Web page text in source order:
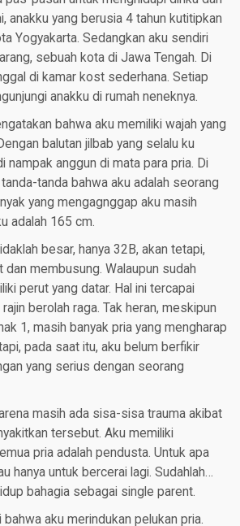
anakku yang berusia 4 tahun kutitipkan
Yogyakarta. Sedangkan aku sendiri
sebuah kota di Jawa Tengah. Di
di kamar kost sederhana. Setiap
anakku di rumah neneknya.
bahwa aku memiliki wajah yang
balutan jilbab yang selalu ku
nampak anggun di mata para pria. Di
tanda bahwa aku adalah seorang
yang mengagnggap aku masih
adalah 165 cm.
besar, hanya 32B, akan tetapi,
dan membusung. Walaupun sudah
perut yang datar. Hal ini tercapai
berolah raga. Tak heran, meskipun
1, masih banyak pria yang mengharap
pada saat itu, aku belum berfikir
yang serius dengan seorang
masih ada sisa-sisa trauma akibat
tersebut. Aku memiliki
pria adalah pendusta. Untuk apa
hanya untuk bercerai lagi. Sudahlah…
bahagia sebagai single parent.
aku merindukan pelukan pria.